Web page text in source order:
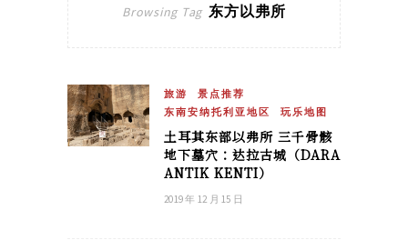
Browsing Tag 东方以弗所
旅游
景点推荐
东南安纳托利亚地区
玩乐地图
土耳其东部以弗所 三千骨骸
地下墓穴：达拉古城（DARA
ANTIK KENTI）
2019 年 12 月 15 日